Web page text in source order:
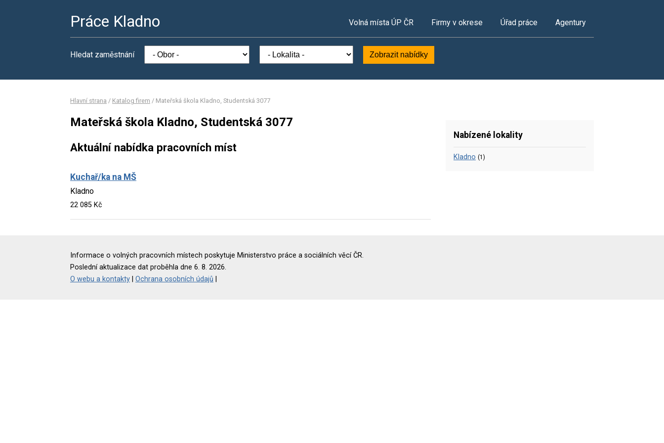
Práce Kladno Volná místa ÚP ČR Firmy v okrese Úřad práce Agentury
Hledat zaměstnání Zobrazit nabídky
Hlavní strana / Katalog firem / Mateřská škola Kladno, Studentská 3077
Mateřská škola Kladno, Studentská 3077
Aktuální nabídka pracovních míst
Kuchař/ka na MŠ
Kladno
22 085 Kč
Nabízené lokality
Kladno (1)
Informace o volných pracovních místech poskytuje Ministerstvo práce a sociálních věcí ČR.
Poslední aktualizace dat proběhla dne 6. 8. 2026.
O webu a kontakty
Ochrana osobních údajů